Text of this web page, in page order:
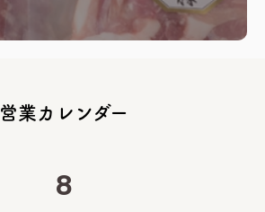
営業カレンダー
8